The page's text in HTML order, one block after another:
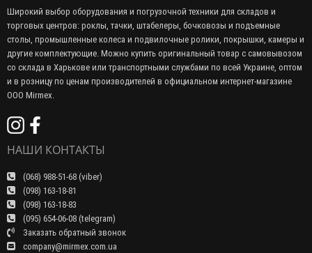
Широкий выбор оборудования и погрузочной техники для складов и
торговых центров: роклы, тачки, штабелеры, бочковозы и подъемные
столы, промышленные колеса и подвилочные ролики, покрышки, камеры и
другие комплектующие. Можно купить оригинальный товар с самовывозом
со склада в Харькове или транспортными службами по всей Украине, оптом
и в розницу по ценам производителей в официальном интернет-магазине
ООО Mirmex.
НАШИ КОНТАКТЫ
(068) 988-51-68 (viber)
(098) 163-18-81
(098) 163-18-83
(095) 654-06-08 (telegram)
Заказать обратный звонок
company@mirmex.com.ua